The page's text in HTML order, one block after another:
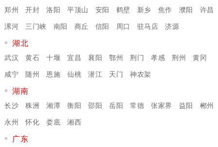
郑州 开封 洛阳 平顶山 安阳 鹤壁 新乡 焦作 濮阳
许昌
漯河
三门峡 南阳 商丘 信阳 周口 驻马店 济源
湖北
武汉 黄石 十堰 宜昌 襄阳 鄂州 荆门 孝感 荆州
黄冈
咸宁
随州 恩施 仙桃 潜江 天门 神农架
湖南
长沙 株洲 湘潭 衡阳 邵阳 岳阳 常德 张家界 益阳
郴州
永州
怀化 娄底 湘西
广东